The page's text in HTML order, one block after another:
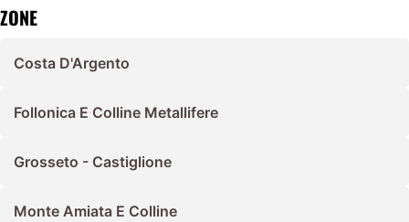
ZONE
Costa D'Argento
Follonica E Colline Metallifere
Grosseto - Castiglione
Monte Amiata E Colline